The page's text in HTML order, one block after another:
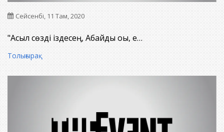
Сейсенбі, 11 Там, 2020
"Асыл сөзді іздесең, Абайды оқы, е…
Толығырақ